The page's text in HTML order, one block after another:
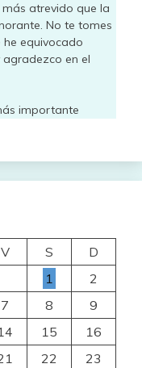
atrevido que la
No te tomes
he equivocado
agradezco en el
importante
V S
D
1
2
7 8
9
15
16
22
23